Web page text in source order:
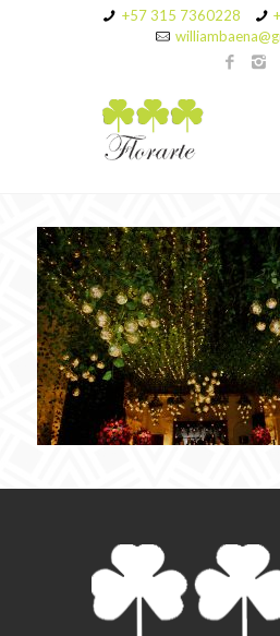
+57 315 7360228